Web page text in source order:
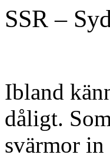
SSR –
Ibland
dåligt.
svärmor in